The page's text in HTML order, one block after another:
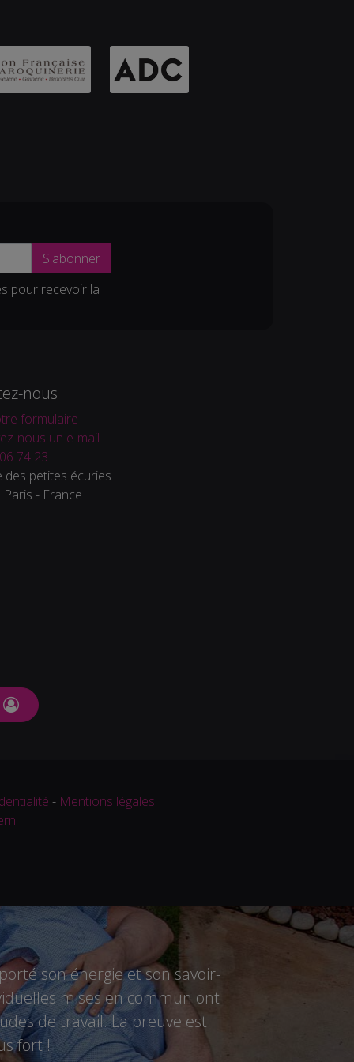
S'abonner
pour recevoir la
nous
formulaire
nous un e-mail
74 23
des petites écuries
- France
- Mentions légales
son énergie et son savoir-
mises en commun ont
de travail. La preuve est
fort !